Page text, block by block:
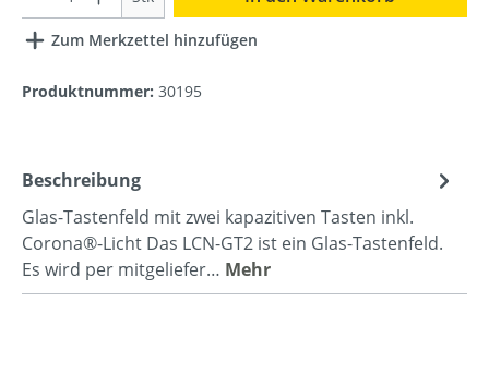
Zum Merkzettel hinzufügen
Produktnummer: 30195
Beschreibung
Glas-Tastenfeld mit zwei kapazitiven Tasten inkl.
Corona®-Licht Das LCN-GT2 ist ein Glas-Tastenfeld.
Es wird per mitgeliefer… Mehr